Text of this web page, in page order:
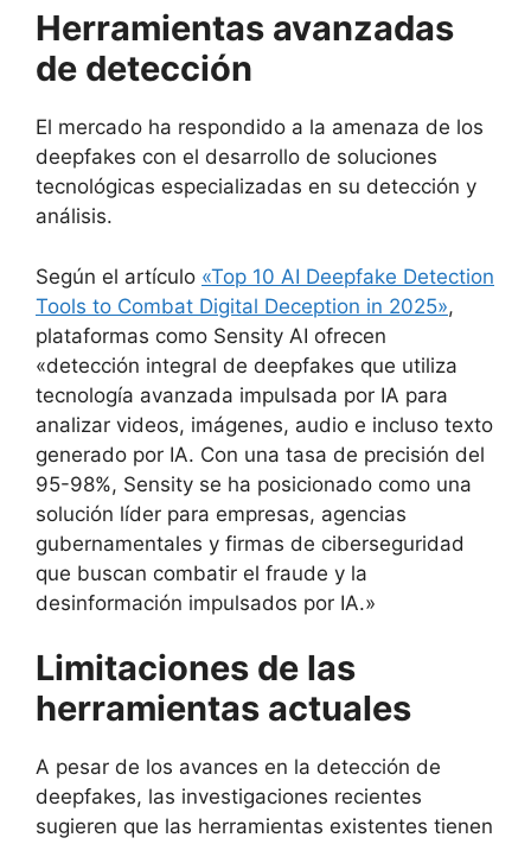
Herramientas avanzadas
de detección
El mercado ha respondido a la amenaza de los
deepfakes con el desarrollo de soluciones
tecnológicas especializadas en su detección y
análisis.
Según el artículo «Top 10 AI Deepfake Detection
Tools to Combat Digital Deception in 2025»,
plataformas como Sensity AI ofrecen
«detección integral de deepfakes que utiliza
tecnología avanzada impulsada por IA para
analizar videos, imágenes, audio e incluso texto
generado por IA. Con una tasa de precisión del
95-98%, Sensity se ha posicionado como una
solución líder para empresas, agencias
gubernamentales y firmas de ciberseguridad
que buscan combatir el fraude y la
desinformación impulsados por IA.»
Limitaciones de las
herramientas actuales
A pesar de los avances en la detección de
deepfakes, las investigaciones recientes
sugieren que las herramientas existentes tienen